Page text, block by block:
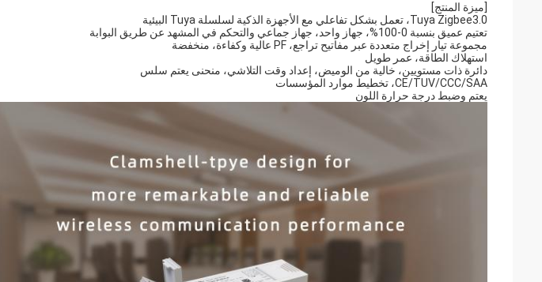
[ميزة المنتج]
Tuya Zigbee3.0، تعمل بشكل تفاعلي مع الأجهزة الذكية لسلسلة Tuya البيئية
تعتيم عميق بنسبة 0-100%، جهاز واحد، جهاز جماعي والتحكم في المشهد عن طريق البوابة
مجموعة تيار إخراج متعددة عبر مفاتيح تراجع، PF عالية وكفاءة، منخفضة
استهلاك الطاقة، عمر طويل
دائرة ذات مستويين، خالية من الوميض، إعداد وقت التلاشي، منحنى يعتم سلس
CE/TUV/CCC/SAA، تخطيط موارد المؤسسات
يعتم وضبط درجة حرارة اللون